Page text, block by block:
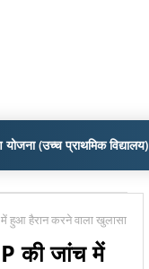
योजना (उच्च प्राथमिक विद्यालय)
हुआ हैरान करने वाला खुलासा
की जांच में